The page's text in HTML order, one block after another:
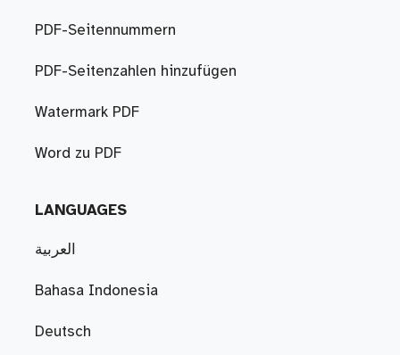
PDF-Seitennummern
PDF-Seitenzahlen hinzufügen
Watermark PDF
Word zu PDF
LANGUAGES
العربية
Bahasa Indonesia
Deutsch